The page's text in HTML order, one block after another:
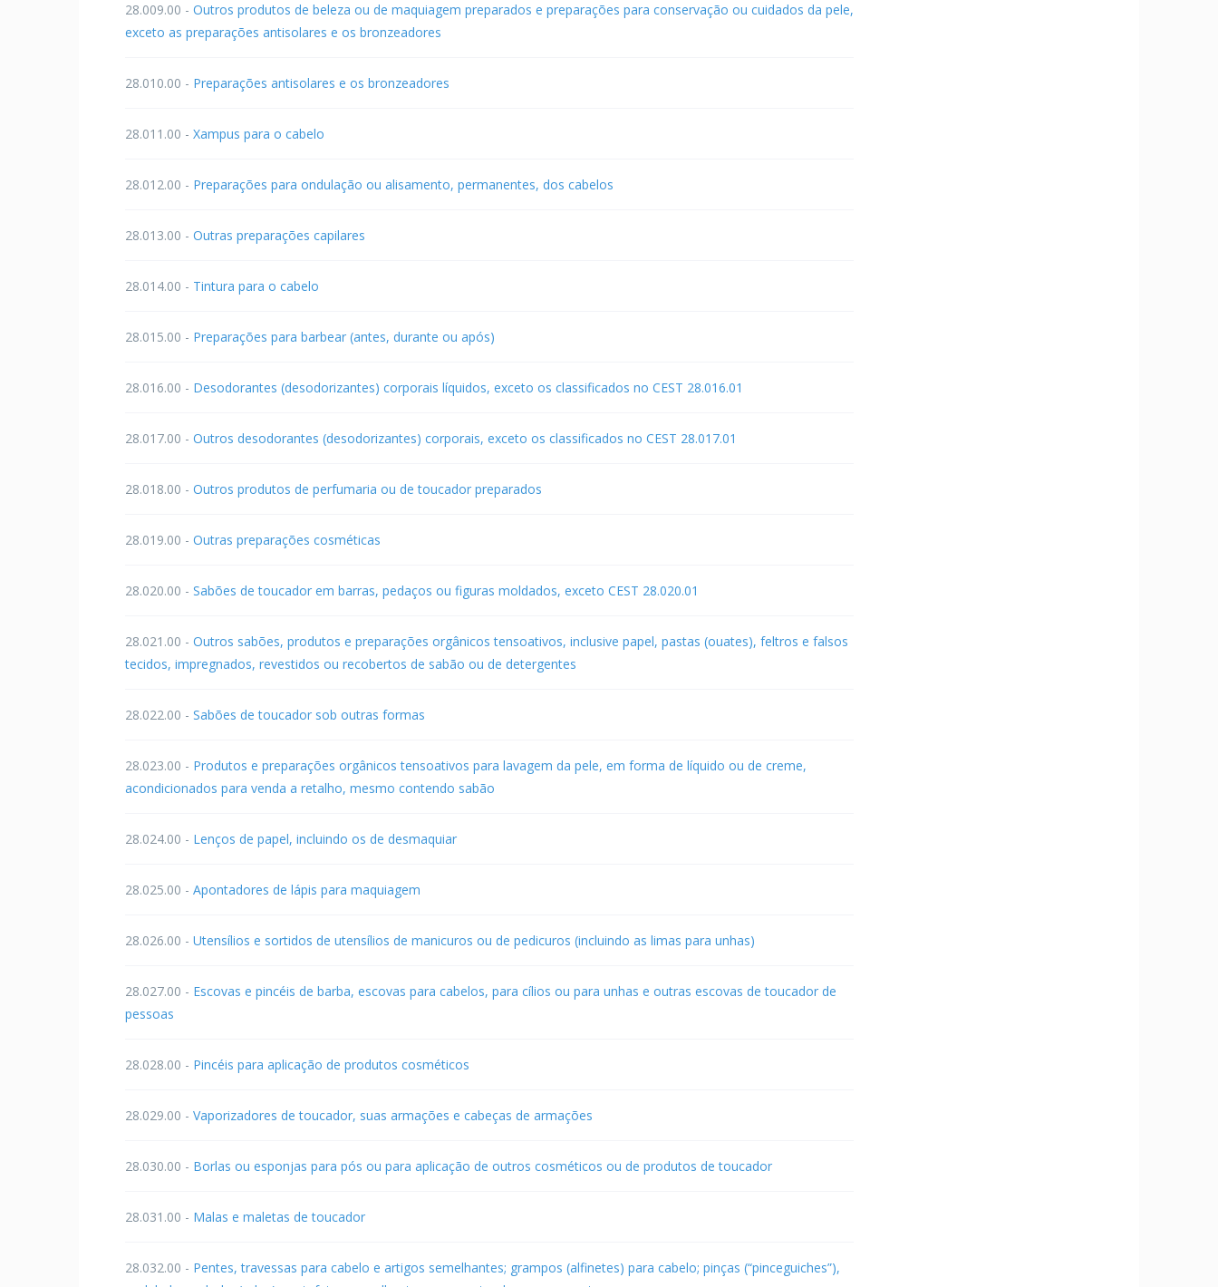
28.009.00 - Outros produtos de beleza ou de maquiagem preparados e preparações para conservação ou cuidados da pele,
exceto as preparações antisolares e os bronzeadores
28.010.00 - Preparações antisolares e os bronzeadores
28.011.00 - Xampus para o cabelo
28.012.00 - Preparações para ondulação ou alisamento, permanentes, dos cabelos
28.013.00 - Outras preparações capilares
28.014.00 - Tintura para o cabelo
28.015.00 - Preparações para barbear (antes, durante ou após)
28.016.00 - Desodorantes (desodorizantes) corporais líquidos, exceto os classificados no CEST 28.016.01
28.017.00 - Outros desodorantes (desodorizantes) corporais, exceto os classificados no CEST 28.017.01
28.018.00 - Outros produtos de perfumaria ou de toucador preparados
28.019.00 - Outras preparações cosméticas
28.020.00 - Sabões de toucador em barras, pedaços ou figuras moldados, exceto CEST 28.020.01
28.021.00 - Outros sabões, produtos e preparações orgânicos tensoativos, inclusive papel, pastas (ouates), feltros e falsos
tecidos, impregnados, revestidos ou recobertos de sabão ou de detergentes
28.022.00 - Sabões de toucador sob outras formas
28.023.00 - Produtos e preparações orgânicos tensoativos para lavagem da pele, em forma de líquido ou de creme,
acondicionados para venda a retalho, mesmo contendo sabão
28.024.00 - Lenços de papel, incluindo os de desmaquiar
28.025.00 - Apontadores de lápis para maquiagem
28.026.00 - Utensílios e sortidos de utensílios de manicuros ou de pedicuros (incluindo as limas para unhas)
28.027.00 - Escovas e pincéis de barba, escovas para cabelos, para cílios ou para unhas e outras escovas de toucador de
pessoas
28.028.00 - Pincéis para aplicação de produtos cosméticos
28.029.00 - Vaporizadores de toucador, suas armações e cabeças de armações
28.030.00 - Borlas ou esponjas para pós ou para aplicação de outros cosméticos ou de produtos de toucador
28.031.00 - Malas e maletas de toucador
28.032.00 - Pentes, travessas para cabelo e artigos semelhantes; grampos (alfinetes) para cabelo; pinças (“pinceguiches”),